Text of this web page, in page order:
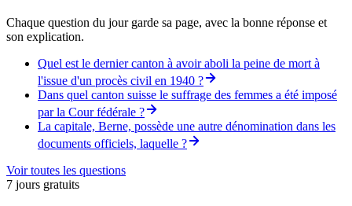
Chaque question du jour garde sa page, avec la bonne réponse et
son explication.
Quel est le dernier canton à avoir aboli la peine de mort à
l'issue d'un procès civil en 1940 ?
Dans quel canton suisse le suffrage des femmes a été imposé
par la Cour fédérale ?
La capitale, Berne, possède une autre dénomination dans les
documents officiels, laquelle ?
Voir toutes les questions
7 jours gratuits